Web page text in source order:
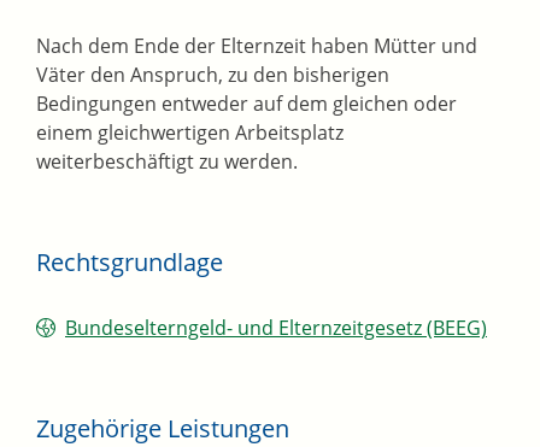
Nach dem Ende der Elternzeit haben Mütter und
Väter den Anspruch, zu den bisherigen
Bedingungen entweder auf dem gleichen oder
einem gleichwertigen Arbeitsplatz
weiterbeschäftigt zu werden.
Rechtsgrundlage
Bundeselterngeld- und Elternzeitgesetz (BEEG)
Zugehörige Leistungen